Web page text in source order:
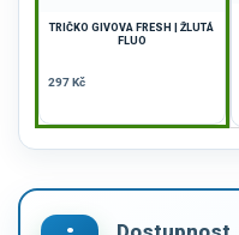
TRIČKO GIVOVA FRESH | ŽLUTÁ
FLUO
297 Kč